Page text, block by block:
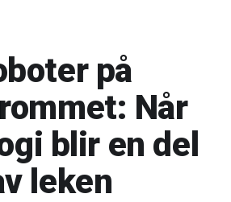
på
Når
blir en del
leken